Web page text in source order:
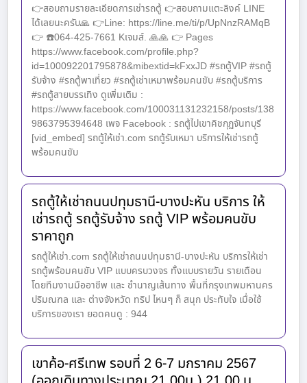
👉สอบถามรายละเอียดการเช่ารถตู้ 👉สอบถามแตะลิงค์ LINE
ได้เลยนะครับ🙏 👉Line: https://line.me/ti/p/UpNnzRAMqB
👉 ☎️064-425-7661 Kเจมส์. 🙏🙏 👉 Pages
https://www.facebook.com/profile.php?
id=100092201795878&mibextid=kFxxJD #รถตู้VIP #รถตู้
รับจ้าง #รถตู้พาเที่ยว #รถตู้เช่าเหมาพร้อมคนขับ #รถตู้บริการ
#รถตู้สายบรรเทิง ดูเพิ่มเติม :
https://www.facebook.com/100031131232158/posts/138
9863795394648 เพจ Facebook : รถตู้ไปเขาคิชกุฏจันทบุรี
[vid_embed] รถตู้ให้เช่า.com รถตู้รับเหมา บริการให้เช่ารถตู้
พร้อมคนขับ
รถตู้ให้เช่าถนนปทุมธานี-บางปะหัน บริการ ให้
เช่ารถตู้ รถตู้รับจ้าง รถตู้ VIP พร้อมคนขับ
ราคาถูก
รถตู้ให้เช่า.com รถตู้ให้เช่าถนนปทุมธานี-บางปะหัน บริการให้เช่า
รถตู้พร้อมคนขับ VIP แบบครบวงจร ทั้งแบบรายวัน รายเดือน
โดยทีมงานมืออาชีพ และ ชำนาญเส้นทาง พื้นที่กรุงเทพมหานคร
ปริมณฑล และ ต่างจังหวัด ทริป ไหนๆ ก็ สนุก ประทับใจ เมื่อใช้
บริการของเรา ยอดคนดู : 944
เขาค้อ-ศรีเทพ รอบที่ 2 6-7 มกราคม 2567